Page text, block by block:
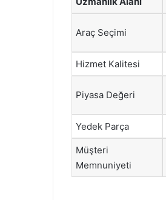
Araç Seçimi
Hizmet Kalitesi
Piyasa Değeri
Yedek Parça
Müşteri
Memnuniyeti